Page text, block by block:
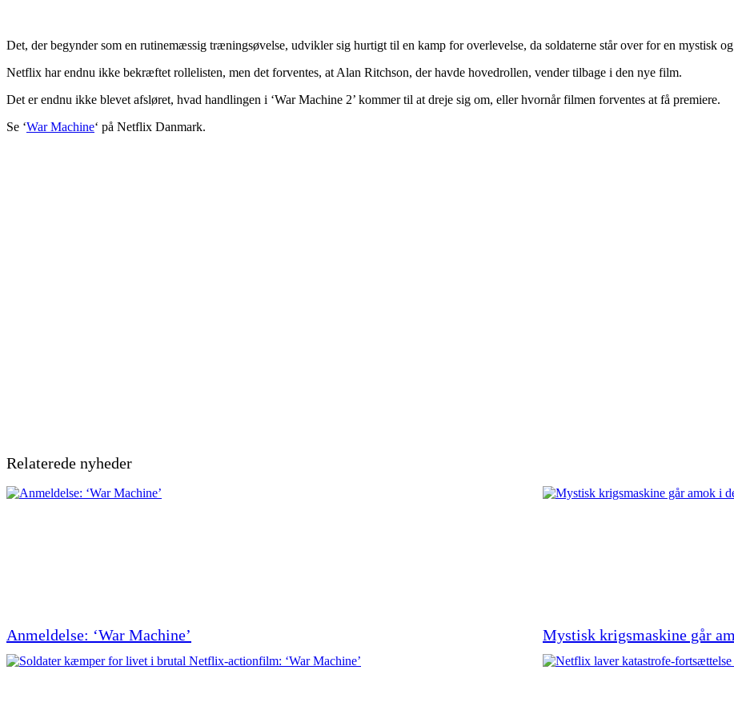
Det, der begynder som en rutinemæssig træningsøvelse, udvikler sig hurtigt til en kamp for overlevelse, da soldaterne står over for en mystisk
Netflix har endnu ikke bekræftet rollelisten, men det forventes, at Alan Ritchson, der havde hovedrollen, vender tilbage i den nye film.
Det er endnu ikke blevet afsløret, hvad handlingen i ‘War Machine 2’ kommer til at dreje sig om, eller hvornår filmen forventes at få premiere.
Se ‘War Machine‘ på Netflix Danmark.
Relaterede nyheder
Anmeldelse: ‘War Machine’ Mystisk krigsmaskine går